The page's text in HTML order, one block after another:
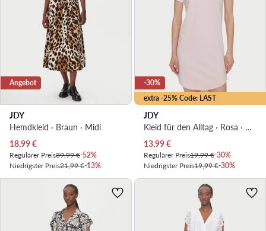
Angebot
JDY
Hemdkleid · Braun · Midi
Aktueller Preis
18,99€
Regulärer Preis39,99 €-52%
Niedrigster Preis21,99 €-13%
extra -25% Code: LAST
-30%
JDY
Kleid für den Alltag · Rosa · Mini
Aktueller Preis
13,99€
Regulärer Preis19,99 €-30%
Niedrigster Preis19,99 €-30%